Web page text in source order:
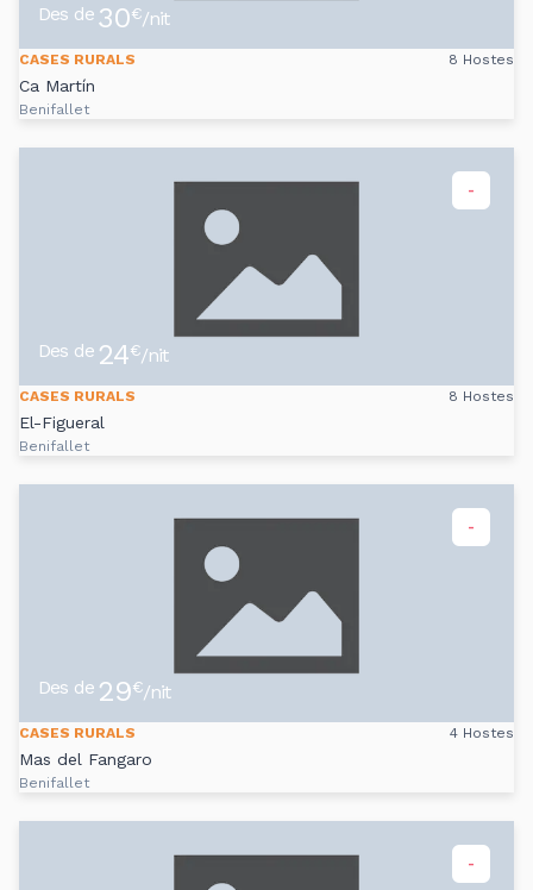
Des de 30€/nit
CASES RURALS 8 Hostes
Ca Martín
Benifallet
-
Des de 24€/nit
CASES RURALS 8 Hostes
El-Figueral
Benifallet
-
Des de 29€/nit
CASES RURALS 4 Hostes
Mas del Fangaro
Benifallet
-